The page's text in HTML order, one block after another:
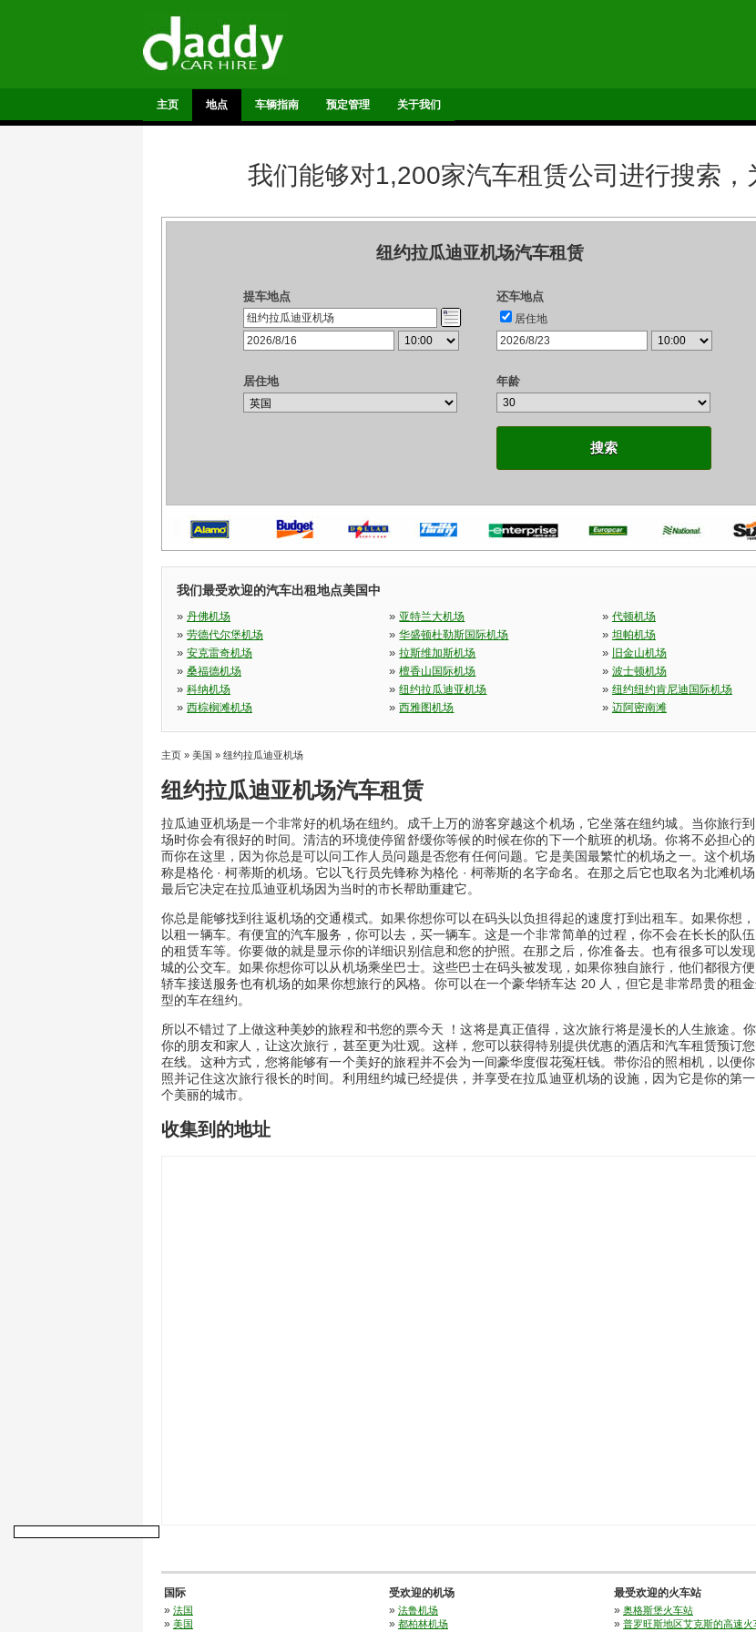
主页 地点 车辆指南 预定管理 关于我们
我们能够对1,200家汽车租赁公司进行搜索
纽约拉瓜迪亚机场汽车租赁
提车地点 还车地点
居住地
居住地 年龄
搜索
我们最受欢迎的汽车出租地点美国中
» 丹佛机场 » 亚特兰大机场 » 代顿机场
» 劳德代尔堡机场 »华盛顿杜勒斯国际机场 » 坦帕机场
» 安克雷奇机场 »拉斯维加斯机场 » 旧金山机场
» 桑福德机场 »檀香山国际机场 » 波士顿机场
» 科纳机场 »纽约拉瓜迪亚机场 » 纽约纽约肯尼迪国际机场
» 西棕榈滩机场 »西雅图机场 » 迈阿密南滩
主页 » 美国 » 纽约拉瓜迪亚机场
纽约拉瓜迪亚机场汽车租赁
拉瓜迪亚机场是一个非常好的机场在纽约。成千上万的游客穿越这个机场，它坐落在纽约城。当你旅行
场时你会有很好的时间。清洁的环境使停留舒缓你等候的时候在你的下一个航班的机场。你将不必担心的
而你在这里，因为你总是可以问工作人员问题是否您有任何问题。它是美国最繁忙的机场之一。这个机
称是格伦 · 柯蒂斯的机场。它以飞行员先锋称为格伦 · 柯蒂斯的名字命名。在那之后它也取名为北滩机
最后它决定在拉瓜迪亚机场因为当时的市长帮助重建它。
你总是能够找到往返机场的交通模式。如果你想你可以在码头以负担得起的速度打到出租车。如果你想
以租一辆车。有便宜的汽车服务，你可以去，买一辆车。这是一个非常简单的过程，你不会在长长的队
的租赁车等。你要做的就是显示你的详细识别信息和您的护照。在那之后，你准备去。也有很多可以发
城的公交车。如果你想你可以从机场乘坐巴士。这些巴士在码头被发现，如果你独自旅行，他们都很方
轿车接送服务也有机场的如果你想旅行的风格。你可以在一个豪华轿车达 20 人，但它是非常昂贵的租
型的车在纽约。
所以不错过了上做这种美妙的旅程和书您的票今天 ！这将是真正值得，这次旅行将是漫长的人生旅途。
你的朋友和家人，让这次旅行，甚至更为壮观。这样，您可以获得特别提供优惠的酒店和汽车租赁预订
在线。这种方式，您将能够有一个美好的旅程并不会为一间豪华度假花冤枉钱。带你沿的照相机，以便
照并记住这次旅行很长的时间。利用纽约城已经提供，并享受在拉瓜迪亚机场的设施，因为它是你的第
个美丽的城市。
收集到的地址
国际
» 法国
» 美国
受欢迎的机场
» 法鲁机场
» 都柏林机场
最受欢迎的火车站
» 奥格斯堡火车站
» 普罗旺斯地区艾克斯的高速火